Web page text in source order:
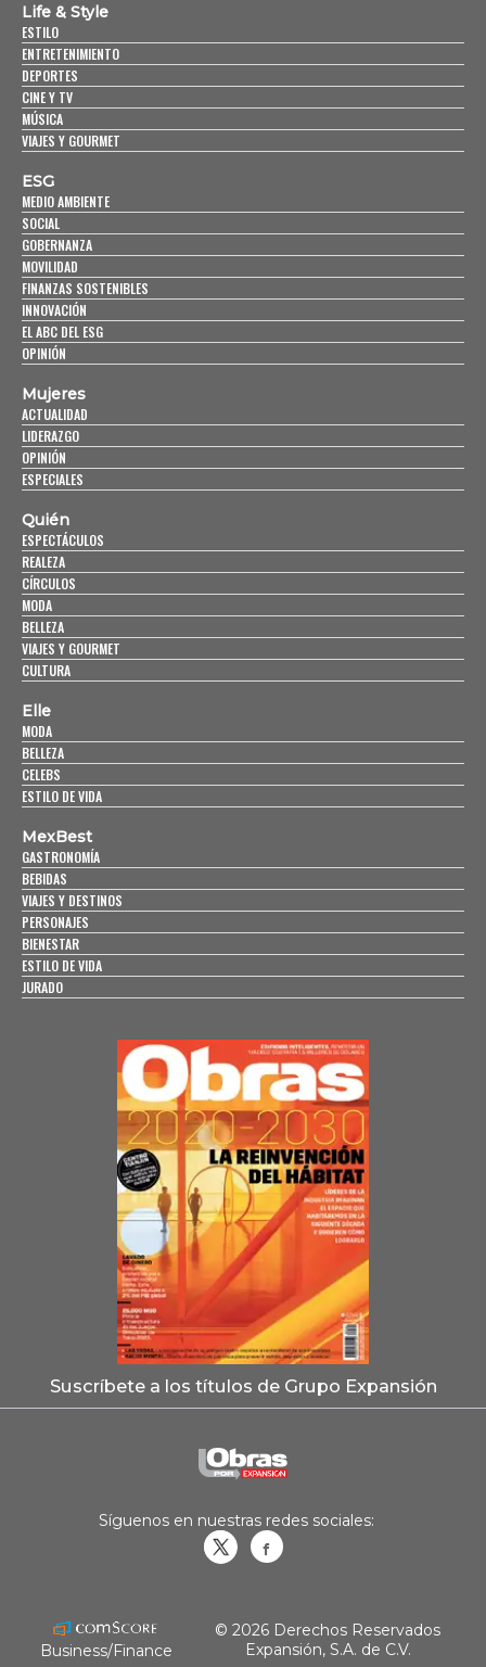
Life & Style
ESTILO
ENTRETENIMIENTO
DEPORTES
CINE Y TV
MÚSICA
VIAJES Y GOURMET
ESG
MEDIO AMBIENTE
SOCIAL
GOBERNANZA
MOVILIDAD
FINANZAS SOSTENIBLES
INNOVACIÓN
EL ABC DEL ESG
OPINIÓN
Mujeres
ACTUALIDAD
LIDERAZGO
OPINIÓN
ESPECIALES
Quién
ESPECTÁCULOS
REALEZA
CÍRCULOS
MODA
BELLEZA
VIAJES Y GOURMET
CULTURA
Elle
MODA
BELLEZA
CELEBS
ESTILO DE VIDA
MexBest
GASTRONOMÍA
BEBIDAS
VIAJES Y DESTINOS
PERSONAJES
BIENESTAR
ESTILO DE VIDA
JURADO
Suscríbete a los títulos de Grupo Expansión
Síguenos en nuestras redes sociales:
Business/Finance
© 2026 Derechos Reservados
Expansión, S.A. de C.V.